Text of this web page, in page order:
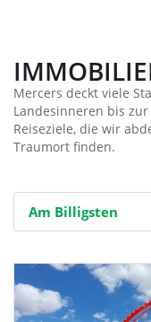
Mercers deckt viele
Landesinneren bis
Reiseziele, die wir
Traumort finden.